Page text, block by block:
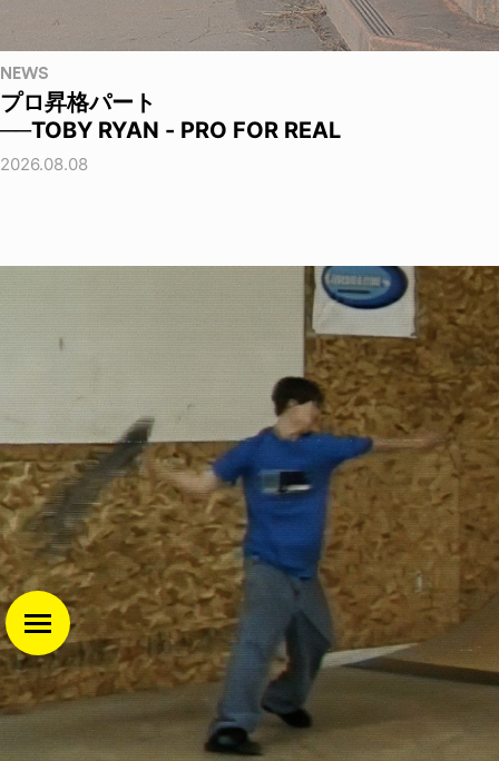
NEWS
プロ昇格パート
──TOBY RYAN - PRO FOR REAL
2026.08.08